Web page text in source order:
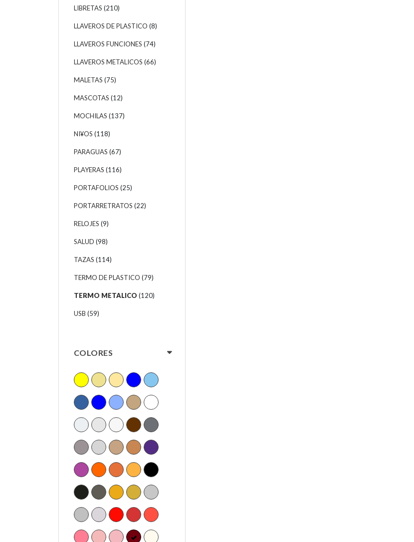
LIBRETAS (210)
LLAVEROS DE PLASTICO (8)
LLAVEROS FUNCIONES (74)
LLAVEROS METALICOS (66)
MALETAS (75)
MASCOTAS (12)
MOCHILAS (137)
NI¥OS (118)
PARAGUAS (67)
PLAYERAS (116)
PORTAFOLIOS (25)
PORTARRETRATOS (22)
RELOJES (9)
SALUD (98)
TAZAS (114)
TERMO DE PLASTICO (79)
TERMO METALICO (120)
USB (59)
COLORES